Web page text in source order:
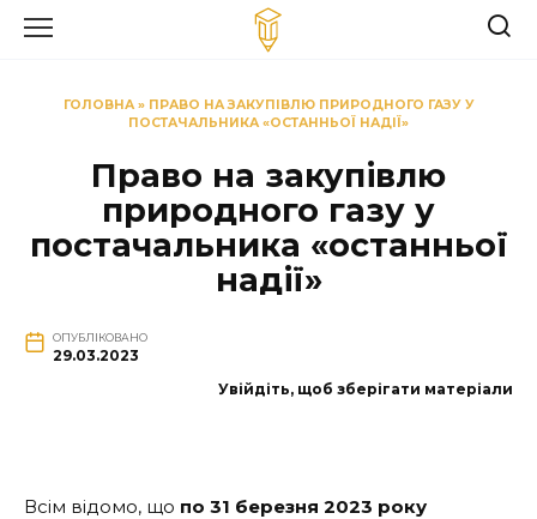
ГОЛОВНА» ПРАВО НА ЗАКУПІВЛЮ ПРИРОДНОГО ГАЗУ У
ПОСТАЧАЛЬНИКА «ОСТАННЬОЇ НАДІЇ»
Право на закупівлю
природного газу у
постачальника «останньої
надії»
ОПУБЛІКОВАНО
29.03.2023
Увійдіть, щоб зберігати матеріали
Всім відомо, що по 31 березня 2023 року